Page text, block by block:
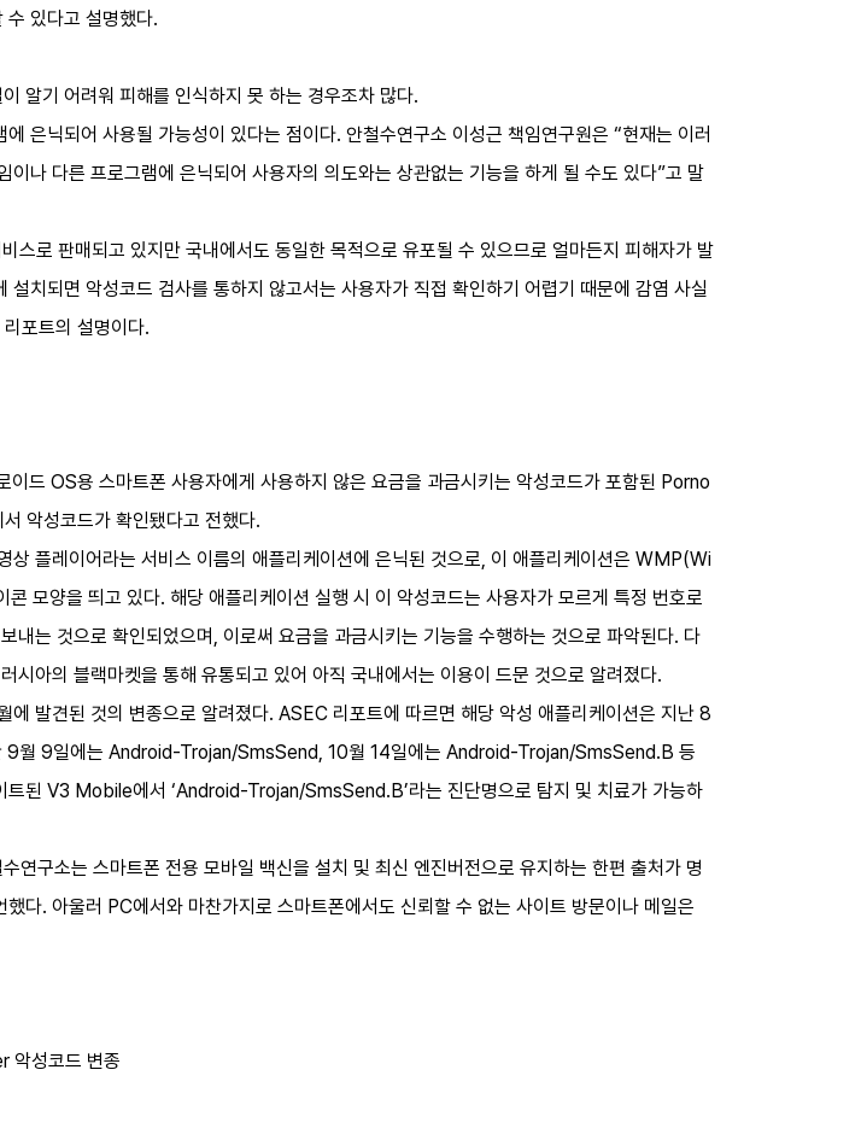
수 있다고 설명했다.
알기 어려워 피해를 인식하지 못 하는 경우조차 많다.
은닉되어 사용될 가능성이 있다는 점이다. 안철수연구소 이성근 책임연구원은 “현재는 이러
나 다른 프로그램에 은닉되어 사용자의 의도와는 상관없는 기능을 하게 될 수도 있다”고 말
스로 판매되고 있지만 국내에서도 동일한 목적으로 유포될 수 있으므로 얼마든지 피해자가 발
치되면 악성코드 검사를 통하지 않고서는 사용자가 직접 확인하기 어렵기 때문에 감염 사실
포트의 설명이다.
이드 OS용 스마트폰 사용자에게 사용하지 않은 요금을 과금시키는 악성코드가 포함된 Porno
악성코드가 확인됐다고 전했다.
상 플레이어라는 서비스 이름의 애플리케이션에 은닉된 것으로, 이 애플리케이션은 WMP(Wi
모양을 띄고 있다. 해당 애플리케이션 실행 시 이 악성코드는 사용자가 모르게 특정 번호로
내는 것으로 확인되었으며, 이로써 요금을 과금시키는 기능을 수행하는 것으로 파악된다. 다
시아의 블랙마켓을 통해 유통되고 있어 아직 국내에서는 이용이 드문 것으로 알려졌다.
에 발견된 것의 변종으로 알려졌다. ASEC 리포트에 따르면 해당 악성 애플리케이션은 지난 8
월 9일에는 Android-Trojan/SmsSend, 10월 14일에는 Android-Trojan/SmsSend.B 등
트된 V3 Mobile에서 ‘Android-Trojan/SmsSend.B’라는 진단명으로 탐지 및 치료가 가능하
연구소는 스마트폰 전용 모바일 백신을 설치 및 최신 엔진버전으로 유지하는 한편 출처가 명
다. 아울러 PC에서와 마찬가지로 스마트폰에서도 신뢰할 수 없는 사이트 방문이나 메일은
악성코드 변종